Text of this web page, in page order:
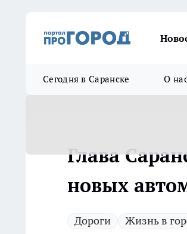
Сегодня в Саранске О
Глава
новых
Дороги Жизнь в